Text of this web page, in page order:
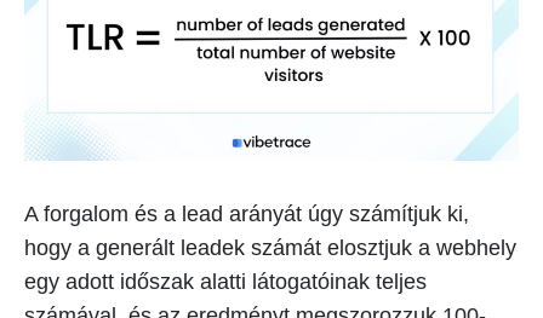
A forgalom és a lead arányát úgy számítjuk ki,
hogy a generált leadek számát elosztjuk a webhely
egy adott időszak alatti látogatóinak teljes